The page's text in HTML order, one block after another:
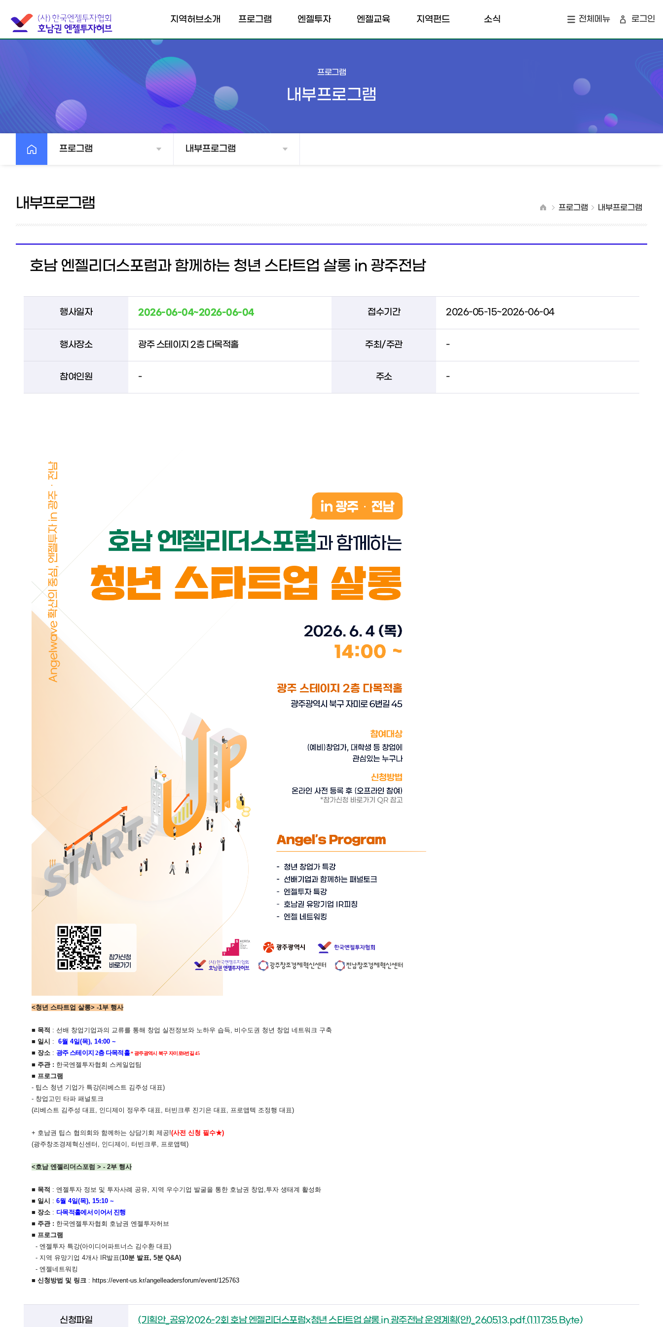
지역허브소개
협의회소개
찾아오시는길
프로그램 엔젤투자
개인투자조합
전문개인투자자
엔젤교육 지역펀드 소식 전체메뉴 로그인
프로그램
내부프로그램
프로그램 내부프로그램
내부프로그램 프로그램 내부프로그램
호남 엔젤리더스포럼과 함께하는 청년 스타트업 살롱 in 광주전남
행사일자 2026-06-04~2026-06-04 접수기간 2026-05-15~2026-06-04
행사장소 광주 스테이지 2층 다목적홀 주최/주관 -
참여인원 - 주소 -
<청년 스타트업 살롱> -1부 행사
■ 목적 : 선배 창업기업과의 교류를 통해 창업 실전정보와 노하우 습득, 비수도권 청년 창업 네트워크 구축
■ 일시 : 6월 4일(목), 14:00 ~
■ 장소 : 광주 스테이지 2층 다목적홀* 광주광역시 북구 자미로6번길 45
■ 주관 : 한국엔젤투자협회 스케일업팀
■ 프로그램
- 팁스 청년 기업가 특강(리베스트 김주성 대표)
- 창업고민 타파 패널토크
(리베스트 김주성 대표, 인디제이 정우주 대표, 터빈크루 진기은 대표, 프로앱텍 조정행 대표)
+ 호남권 팁스 협의회와 함께하는 상담기회 제공!(사전 신청 필수★)
(광주창조경제혁신센터, 인디제이, 터빈크루, 프로앱텍)
<호남 엔젤리더스포럼 > - 2부 행사
■ 목적 : 엔젤투자 정보 및 투자사례 공유, 지역 우수기업 발굴을 통한 호남권 창업,투자 생태계 활성화
■ 일시 : 6월 4일(목), 15:10 ~
■ 장소 : 다목적홀에서 이어서 진행
■ 주관 : 한국엔젤투자협회 호남권 엔젤투자허브
■ 프로그램
- 엔젤투자 특강(아이디어파트너스 김수환 대표)
- 지역 유망기업 4개사 IR발표(10분 발표, 5분 Q&A)
- 엔젤네트워킹
■ 신청방법 및 링크 : https://event-us.kr/angelleadersforum/event/125763
신청파일 (기획안_공유)2026-2회 호남 엔젤리더스포럼x청년 스타트업 살롱 in 광주전남 운영계획(안)_260513.pdf (111735 Byte)